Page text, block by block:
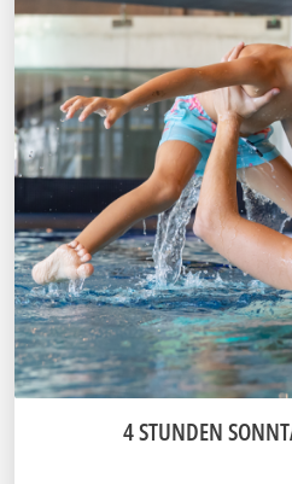
4 STUNDEN